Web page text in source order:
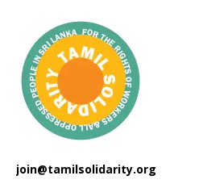
join@tamilsolidarity.org